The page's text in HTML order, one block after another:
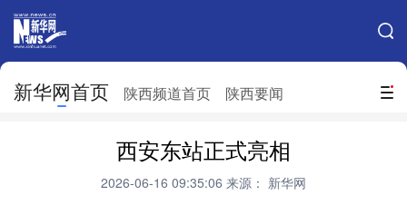
搜索
新华网首页 陕西频道首页 陕西要闻
网站地图
天津 河北
西安东站正式亮相
2026-06-16 09:35:06 来源： 新华网